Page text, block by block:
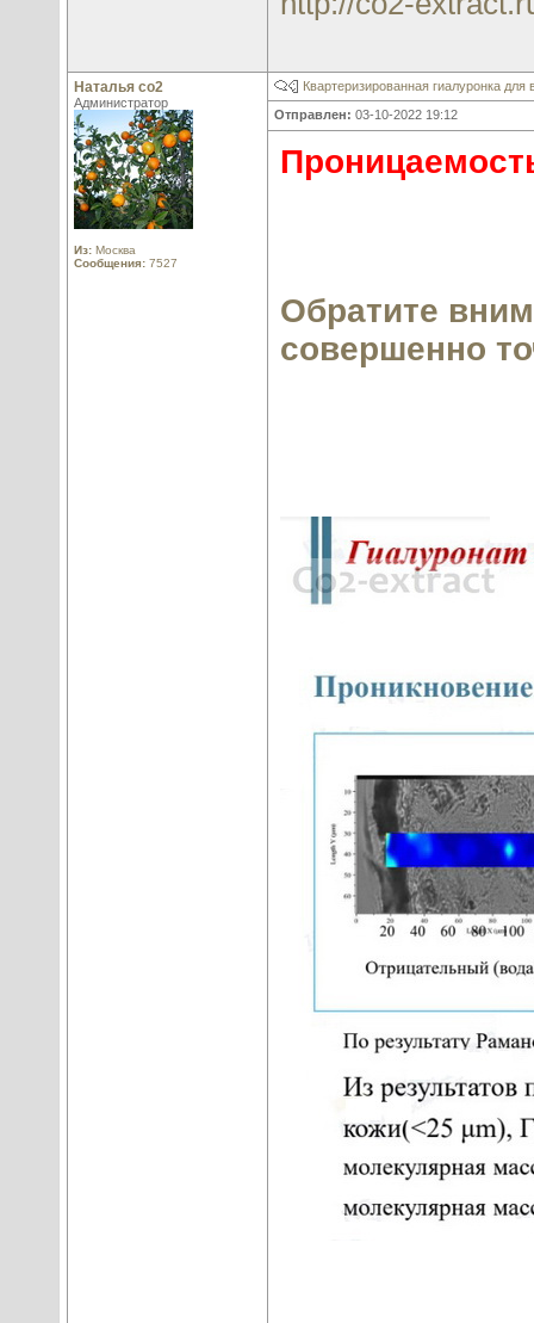
Наталья со2
Администратор
Из: Москва
Сообщения: 7527
Квартеризированная гиалуронка для
Отправлен: 03-10-2022 19:12
Обратите
совершенно